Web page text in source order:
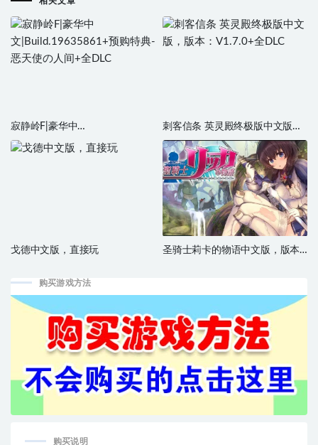
寂静岭F|豪华中
文|Build.19635861+预购特典-恶
天使の人间+全DLC
刺客信条 英灵殿终极版中文版，
版本：V1.7.0+全DLC
戈德中文版，直接玩
圣骑士莉卡的物语中文版，版本
购买游戏方法
购买说明